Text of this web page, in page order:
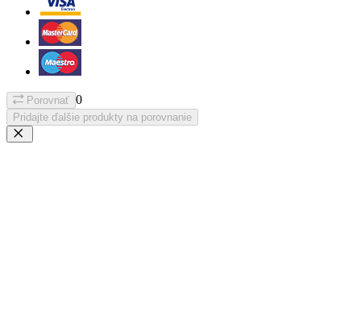
Porovnať 0
Pridajte ďalšie produkty na porovnanie